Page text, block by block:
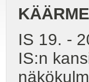
IS 19. -
IS:n